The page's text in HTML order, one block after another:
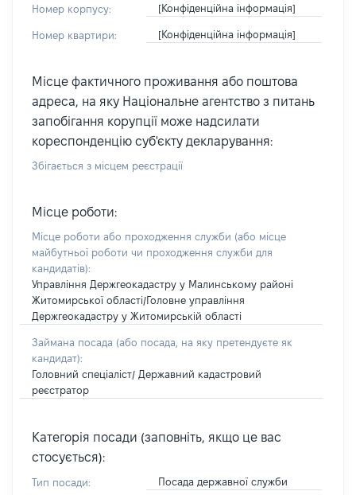
Номер корпусу: [Конфіденційна інформація]
Номер квартири: [Конфіденційна інформація]
Місце фактичного проживання або поштова
адреса, на яку Національне агентство з питань
запобігання корупції може надсилати
кореспонденцію суб'єкту декларування:
Збігається з місцем реєстрації
Місце роботи:
Місце роботи або проходження служби (або місце
майбутньої роботи чи проходження служби для
кандидатів):
Управління Держгеокадастру у Малинському районі
Житомирської області/Головне управління
Держгеокадастру у Житомирській області
Займана посада (або посада, на яку претендуєте як
кандидат):
Головний спеціаліст/ Державний кадастровий
реєстратор
Категорія посади (заповніть, якщо це вас
стосується):
Тип посади: Посада державної служби